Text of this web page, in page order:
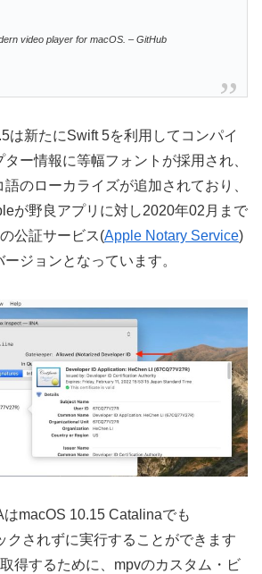
video player for macOS. – GitHub
は新たにSwift 5を利用してコンパイ
ー情報に等幅フォントが採用され、
のローカライズが追加されており、
が野良アプリに対し2020年02月まで
公証サービス(Apple Notary Service)
ジョンとなっています。
macOS 10.15 Catalinaでも
クされずに実行することができます
得するために、mpvのカスタム・ビ